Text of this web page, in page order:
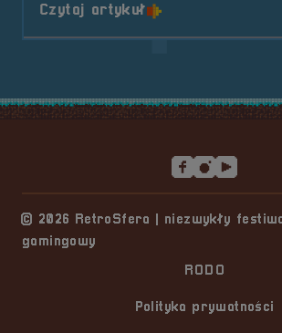
Czytaj artykuło tytule
© 2026 RetroSfera | niezwykły
gamingowy
RODO
Polityka prywatności